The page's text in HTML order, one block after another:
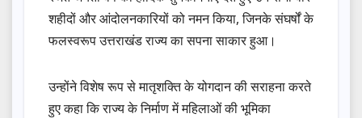
शहीदों और आंदोलनकारियों को नमन किया, जिनके संघर्षों के
फलस्वरूप उत्तराखंड राज्य का सपना साकार हुआ।
उन्होंने विशेष रूप से मातृशक्ति के योगदान की सराहना करते
हुए कहा कि राज्य के निर्माण में महिलाओं की भूमिका